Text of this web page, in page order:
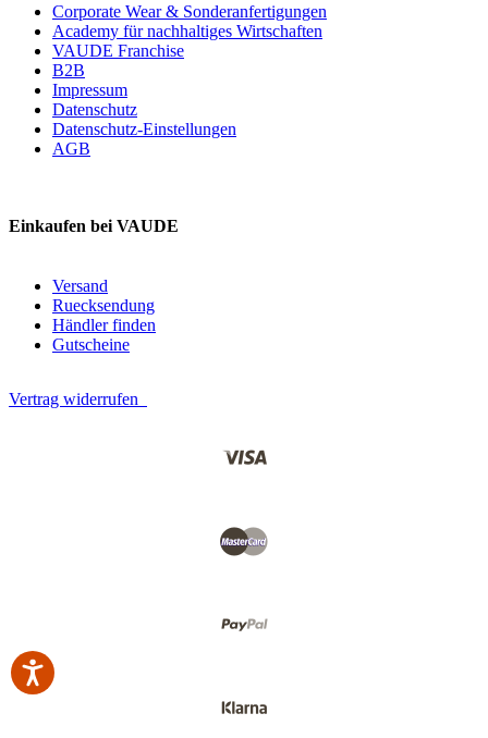
Corporate Wear & Sonderanfertigungen
Academy für nachhaltiges Wirtschaften
VAUDE Franchise
B2B
Impressum
Datenschutz
Datenschutz-Einstellungen
AGB
Einkaufen bei VAUDE
Versand
Ruecksendung
Händler finden
Gutscheine
Vertrag widerrufen